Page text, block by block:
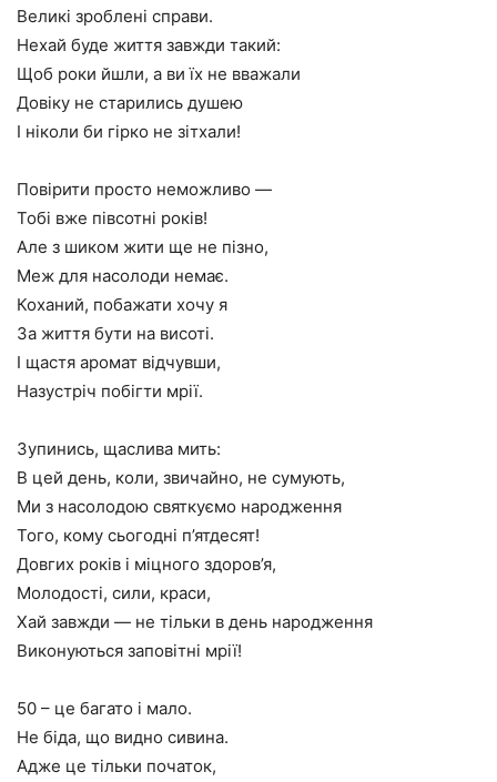
Великі зроблені справи.
Нехай буде життя завжди такий:
Щоб роки йшли, а ви їх не вважали
Довіку не старились душею
І ніколи би гірко не зітхали!
Повірити просто неможливо —
Тобі вже півсотні років!
Але з шиком жити ще не пізно,
Меж для насолоди немає.
Коханий, побажати хочу я
За життя бути на висоті.
І щастя аромат відчувши,
Назустріч побігти мрії.
Зупинись, щаслива мить:
В цей день, коли, звичайно, не сумують,
Ми з насолодою святкуємо народження
Того, кому сьогодні п’ятдесят!
Довгих років і міцного здоров’я,
Молодості, сили, краси,
Хай завжди — не тільки в день народження
Виконуються заповітні мрії!
50 – це багато і мало.
Не біда, що видно сивина.
Адже це тільки початок,